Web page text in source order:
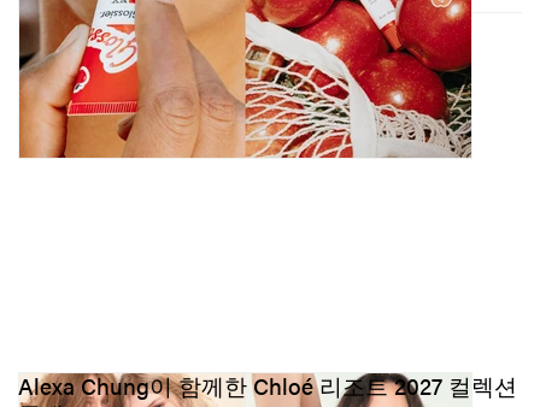
Alexa Chung이 함께한 Chloé 리조트 2027 컬렉션